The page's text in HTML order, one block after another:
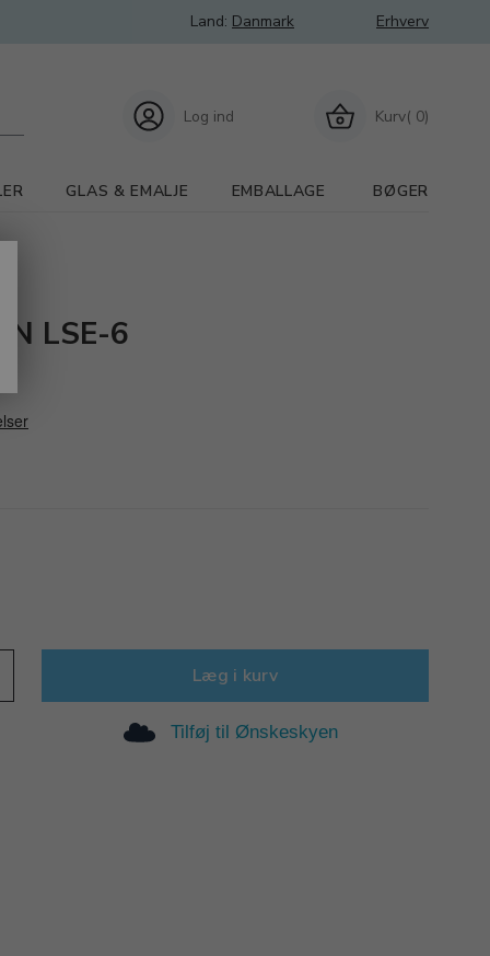
Land: Danmark Erhverv
Kurv( 0)
Log ind
GLAS & EMALJE EMBALLAGE BØGER
LSE-6
Læg i kurv
Tilføj til Ønskeskyen